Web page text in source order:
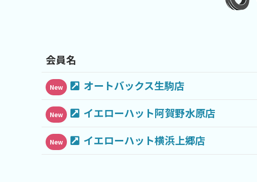
会員名
New オートバックス生駒店
New イエローハット阿賀野水原店
New イエローハット横浜上郷店